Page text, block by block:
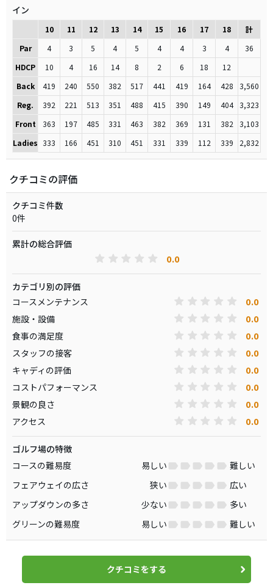
イン
10 11 12 13 14 15 16 17 18
計
Par
4 3 5 4 5 4 4 3 4
36
HDCP
10 4 16 14 8 2 6 18
12
Back
419 240 550 382 517 441 419 164 428
3,560
Reg.
392 221 513 351 488 415 390 149 404
3,323
Front
363 197 485 331 463 382 369 131 382
3,103
Ladies 333 166 451 310 451 331 339 112 339 2,832
クチコミの評価
クチコミ件数
0件
累計の総合評価
0.0
カテゴリ別の評価
コースメンテナンス
0.0
施設・設備 0.0
食事の満足度 0.0
スタッフの接客 0.0
キャディの評価 0.0
コストパフォーマンス 0.0
景観の良さ 0.0
アクセス 0.0
ゴルフ場の特徴
コースの難易度
易しい
難しい
フェアウェイの広さ
狭い
広い
アップダウンの多さ
少ない
多い
グリーンの難易度
易しい 難しい
クチコミをする